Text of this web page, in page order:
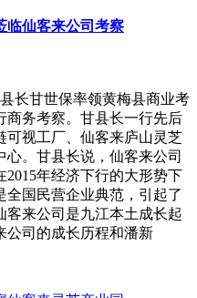
临仙客来公司考察
长甘世保率领黄梅县商业考
商务考察。甘县长一行先后
可视工厂、仙客来庐山灵芝
。甘县长说，仙客来公司
年经济下行的大形势下
国民营企业典范，引起了
客来公司是九江本土成长起
公司的成长历程和潘新